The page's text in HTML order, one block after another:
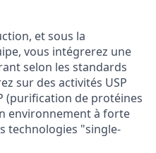
et sous la
vous intégrerez une
selon les standards
sur des activités USP
(purification de protéines
environnement à forte
technologies "single-